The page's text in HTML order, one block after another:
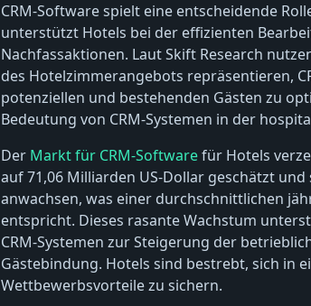
CRM-Software spielt eine entscheidende
unterstützt Hotels bei der effizienten
Nachfassaktionen. Laut Skift Research
des Hotelzimmerangebots repräsentieren,
potenziellen und bestehenden Gästen zu
Bedeutung von CRM-Systemen in der
Der Markt für CRM-Softwarefür Hotels
auf 71,06 Milliarden US-Dollar geschätzt
anwachsen, was einer durchschnittlichen
entspricht. Dieses rasante Wachstum
CRM-Systemen zur Steigerung der
Gästebindung. Hotels sind bestrebt, sich in
Wettbewerbsvorteile zu sichern.